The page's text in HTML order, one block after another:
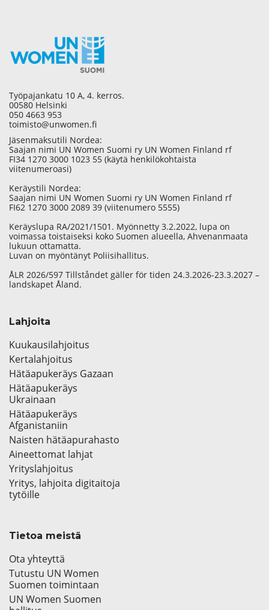
Työpajankatu 10 A, 4. kerros.
00580 Helsinki
050 4663 953
toimisto@unwomen.fi
Jäsenmaksutili Nordea:
Saajan nimi UN Women Suomi ry UN Women Finland rf
FI34 1270 3000 1023 55 (käytä henkilökohtaista
viitenumeroasi)
Keräystili Nordea:
Saajan nimi UN Women Suomi ry UN Women Finland rf
FI62 1270 3000 2089 39 (viitenumero 5555)
Keräyslupa RA/2021/1501. Myönnetty 3.2.2022, lupa on
voimassa toistaiseksi koko Suomen alueella, Ahvenanmaata
lukuun ottamatta.
Luvan on myöntänyt Poliisihallitus.
ÅLR 2026/597 Tillståndet gäller för tiden 24.3.2026-23.3.2027 –
landskapet Åland.
Lahjoita
Kuukausilahjoitus
Kertalahjoitus
Hätäapukeräys Gazaan
Hätäapukeräys
Ukrainaan
Hätäapukeräys
Afganistaniin
Naisten hätäapurahasto
Aineettomat lahjat
Yrityslahjoitus
Yritys, lahjoita digitaitoja
tytöille
Tietoa meistä
Ota yhteyttä
Tutustu UN Women
Suomen toimintaan
UN Women Suomen